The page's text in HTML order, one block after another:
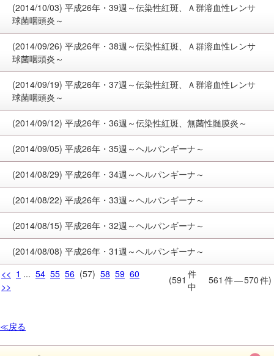
(2014/10/03) 平成26年・39週～伝染性紅斑、Ａ群溶血性レンサ
球菌咽頭炎～
(2014/09/26) 平成26年・38週～伝染性紅斑、Ａ群溶血性レンサ
球菌咽頭炎～
(2014/09/19) 平成26年・37週～伝染性紅斑、Ａ群溶血性レンサ
球菌咽頭炎～
(2014/09/12) 平成26年・36週～伝染性紅斑、無菌性髄膜炎～
(2014/09/05) 平成26年・35週～ヘルパンギーナ～
(2014/08/29) 平成26年・34週～ヘルパンギーナ～
(2014/08/22) 平成26年・33週～ヘルパンギーナ～
(2014/08/15) 平成26年・32週～ヘルパンギーナ～
(2014/08/08) 平成26年・31週～ヘルパンギーナ～
<< 1 ... 54 55 56 (57) 58 59 60
>>
(591 件
中
561 件—570件)
≪戻る